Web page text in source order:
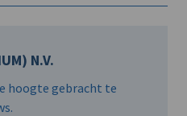
N.V.
hoogte gebracht te